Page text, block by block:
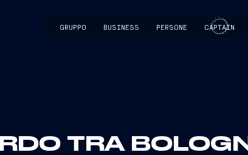
GRUPPO BUSINESS PERSONE CAPTAIN
CAPTAIN
TRA